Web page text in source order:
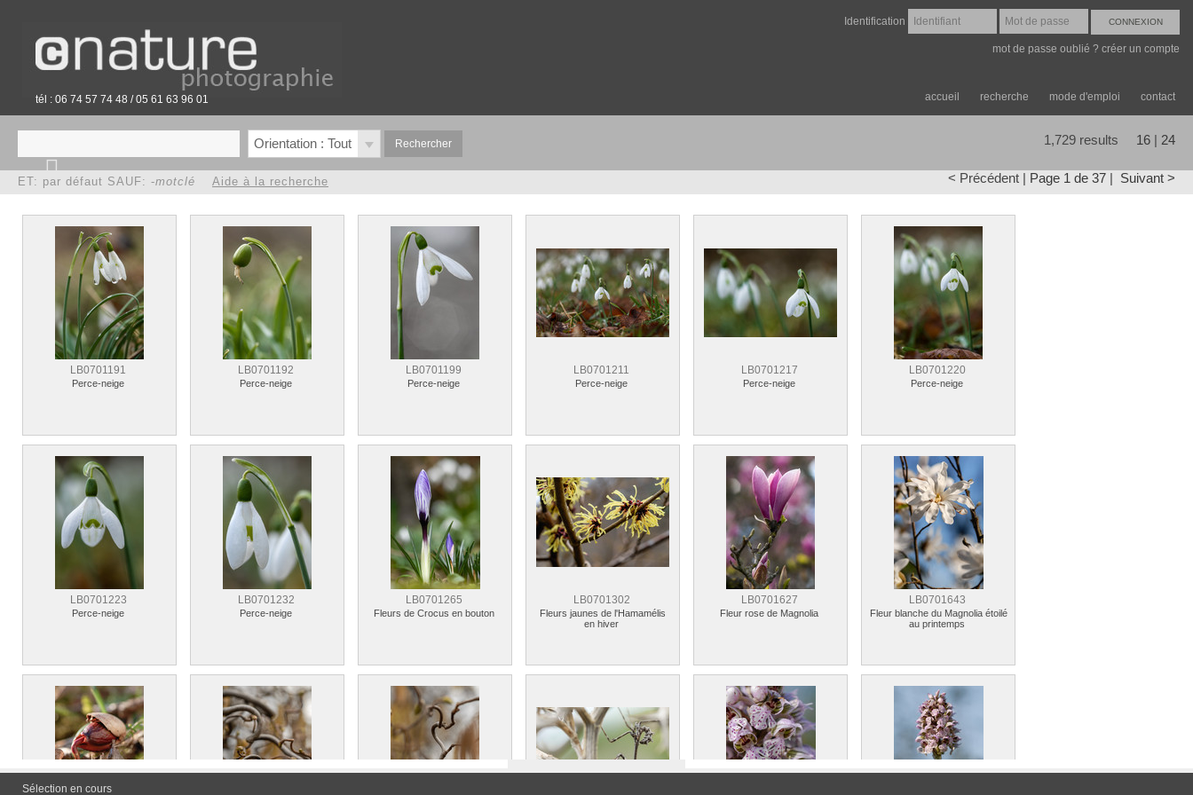
Identification
mot de passe oublié ? créer un compte
accueil recherche mode d'emploi contact
tél : 06 74 57 74 48 / 05 61 63 96 01
Orientation : Tout
ET: par défaut SAUF: -motclé Aide à la recherche
1,729 results 16 | 24
< Précédent | Page 1 de 37 | Suivant >
LB0701191
Perce-neige
LB0701192
Perce-neige
LB0701199
Perce-neige
LB0701211
Perce-neige
LB0701217
Perce-neige
LB0701220
Perce-neige
LB0701223
Perce-neige
LB0701232
Perce-neige
LB0701265
Fleurs de Crocus en bouton
LB0701302
Fleurs jaunes de l'Hamamélis
en hiver
LB0701627
Fleur rose de Magnolia
LB0701643
Fleur blanche du Magnolia étoilé
au printemps
Sélection en cours